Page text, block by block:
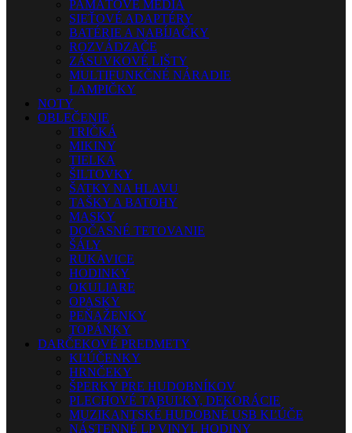
PAMÄŤOVÉ MÉDIÁ
SIEŤOVÉ ADAPTÉRY
BATÉRIE A NABÍJAČKY
ROZVÁDZAČE
ZÁSUVKOVÉ LIŠTY
MULTIFUNKČNÉ NÁRADIE
LAMPIČKY
NOTY
OBLEČENIE
TRIČKÁ
MIKINY
TIELKA
ŠILTOVKY
ŠATKY NA HLAVU
TAŠKY A BATOHY
MASKY
DOČASNÉ TETOVANIE
ŠÁLY
RUKAVICE
HODINKY
OKULIARE
OPASKY
PEŇAŽENKY
TOPÁNKY
DARČEKOVÉ PREDMETY
KĽÚČENKY
HRNČEKY
ŠPERKY PRE HUDOBNÍKOV
PLECHOVÉ TABUĽKY, DEKORÁCIE
MUZIKANTSKÉ HUDOBNÉ USB KĽÚČE
NÁSTENNÉ LP VINYL HODINY